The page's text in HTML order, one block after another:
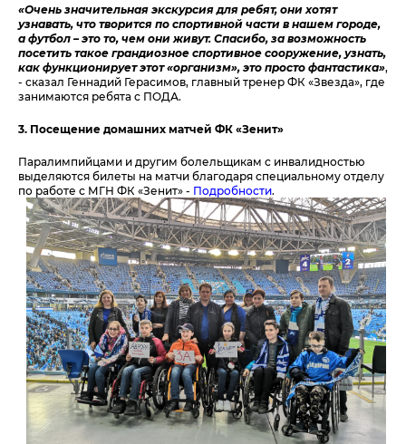
«Очень значительная экскурсия для ребят, они хотят
узнавать, что творится по спортивной части в нашем городе,
а футбол – это то, чем они живут. Спасибо, за возможность
посетить такое грандиозное спортивное сооружение, узнать,
как функционирует этот «организм», это просто фантастика»,
- сказал Геннадий Герасимов, главный тренер ФК «Звезда», где
занимаются ребята с ПОДА.
3. Посещение домашних матчей ФК «Зенит»
Паралимпийцами и другим болельщикам с инвалидностью
выделяются билеты на матчи благодаря специальному отделу
по работе с МГН ФК «Зенит» - Подробности.